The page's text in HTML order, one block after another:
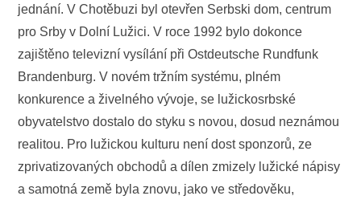
jednání. V Chotěbuzi byl otevřen Serbski dom, centrum
pro Srby v Dolní Lužici. V roce 1992 bylo dokonce
zajištěno televizní vysílání při Ostdeutsche Rundfunk
Brandenburg. V novém tržním systému, plném
konkurence a živelného vývoje, se lužickosrbské
obyvatelstvo dostalo do styku s novou, dosud neznámou
realitou. Pro lužickou kulturu není dost sponzorů, ze
zprivatizovaných obchodů a dílen zmizely lužické nápisy
a samotná země byla znovu, jako ve středověku,